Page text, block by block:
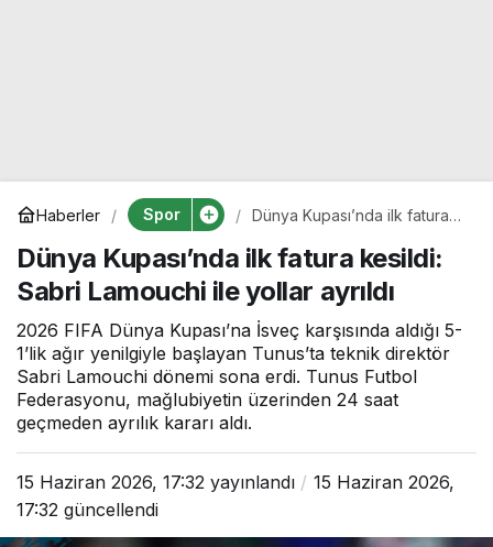
Haberler Spor
Dünya Kupası’nda ilk fatura
yollar ayrıldı
Dünya Kupası’nda ilk fatura kesildi:
Sabri Lamouchi ile yollar ayrıldı
2026 FIFA Dünya Kupası’na İsveç karşısında aldığı 5-
1’lik ağır yenilgiyle başlayan Tunus’ta teknik direktör
Sabri Lamouchi dönemi sona erdi. Tunus Futbol
Federasyonu, mağlubiyetin üzerinden 24 saat
geçmeden ayrılık kararı aldı.
15 Haziran 2026, 17:32 yayınlandı
15 Haziran 2026,
17:32 güncellendi